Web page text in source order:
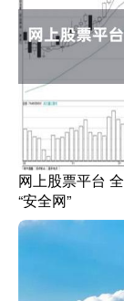
网上股票平台
“安全网”